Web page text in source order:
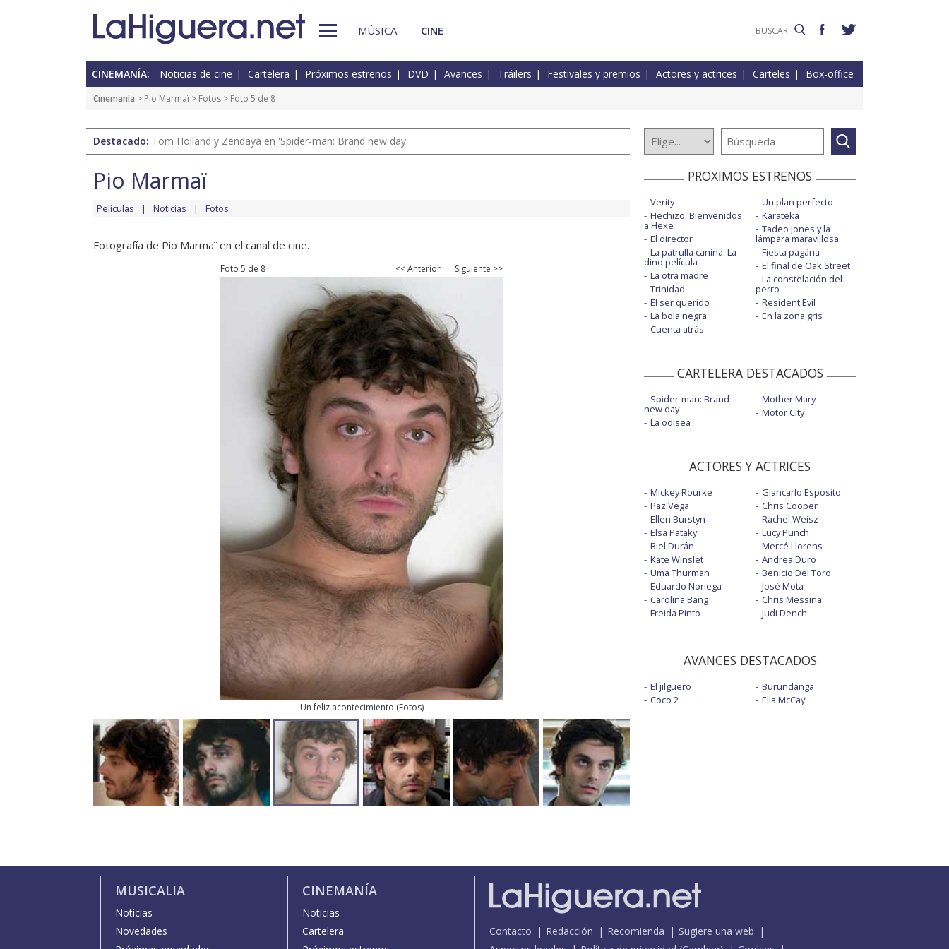
MÚSICA CINE
CINEMANÍA: Noticias de cine Cartelera Próximos estrenos DVD Avances Tráilers Festivales y premios Actores y actrices Carteles Box-office
Cinemanía > Pio Marmaï > Fotos > Foto 5 de 8
Destacado: Tom Holland y Zendaya en 'Spider-man: Brand new day'
Pio Marmaï
Películas Noticias Fotos
Fotografía de Pio Marmaï en el canal de cine.
Foto 5 de 8 << Anterior Siguiente >>
Un feliz acontecimiento (Fotos)
PROXIMOS ESTRENOS
Verity
Hechizo: Bienvenidos
a Hexe
El director
La patrulla canina: La
dino película
La otra madre
Trinidad
El ser querido
La bola negra
Cuenta atrás
Un plan perfecto
Karateka
Tadeo Jones y la
lámpara maravillosa
Fiesta pagäna
El final de Oak Street
La constelación del
perro
Resident Evil
En la zona gris
CARTELERA DESTACADOS
Spider-man: Brand
new day
La odisea
Mother Mary
Motor City
ACTORES Y ACTRICES
Mickey Rourke
Paz Vega
Ellen Burstyn
Elsa Pataky
Biel Durán
Kate Winslet
Uma Thurman
Eduardo Noriega
Carolina Bang
Freida Pinto
Giancarlo Esposito
Chris Cooper
Rachel Weisz
Lucy Punch
Mercé Llorens
Andrea Duro
Benicio Del Toro
José Mota
Chris Messina
Judi Dench
AVANCES DESTACADOS
El jilguero
Coco 2
Burundanga
Ella McCay
MUSICALIA
Noticias
Novedades
CINEMANÍA
Noticias
Cartelera
Contacto Redacción Recomienda
Sugiere una web